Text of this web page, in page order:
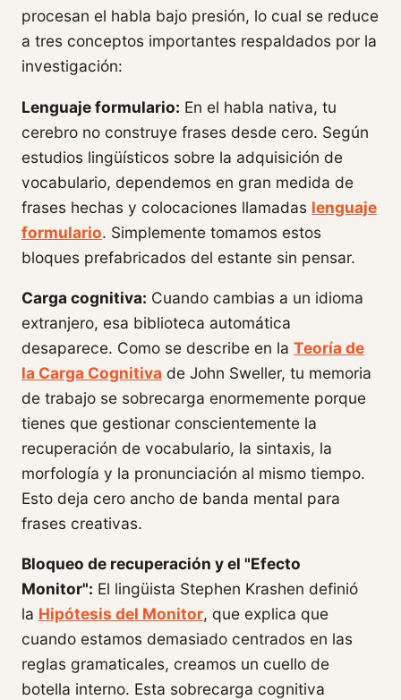
procesan el habla bajo presión, lo cual se reduce
a tres conceptos importantes respaldados por la
investigación:
Lenguaje formulario: En el habla nativa, tu
cerebro no construye frases desde cero. Según
estudios lingüísticos sobre la adquisición de
vocabulario, dependemos en gran medida de
frases hechas y colocaciones llamadas lenguaje
formulario. Simplemente tomamos estos
bloques prefabricados del estante sin pensar.
Carga cognitiva: Cuando cambias a un idioma
extranjero, esa biblioteca automática
desaparece. Como se describe en la Teoría de
la Carga Cognitiva de John Sweller, tu memoria
de trabajo se sobrecarga enormemente porque
tienes que gestionar conscientemente la
recuperación de vocabulario, la sintaxis, la
morfología y la pronunciación al mismo tiempo.
Esto deja cero ancho de banda mental para
frases creativas.
Bloqueo de recuperación y el "Efecto
Monitor": El lingüista Stephen Krashen definió
la Hipótesis del Monitor, que explica que
cuando estamos demasiado centrados en las
reglas gramaticales, creamos un cuello de
botella interno. Esta sobrecarga cognitiva